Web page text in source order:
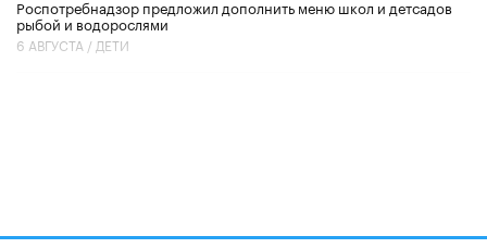
Роспотребнадзор предложил дополнить меню школ и детсадов
рыбой и водорослями
6 АВГУСТА / ДЕТИ